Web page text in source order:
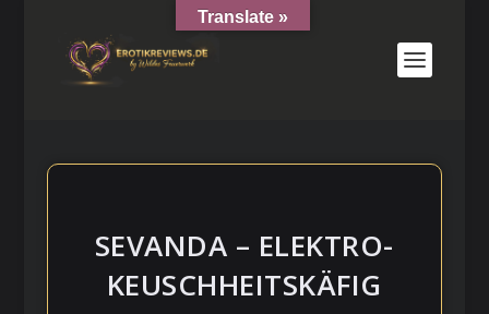
SEVANDA – ELEKTRO-
KEUSCHHEITSKÄFIG
Translate »